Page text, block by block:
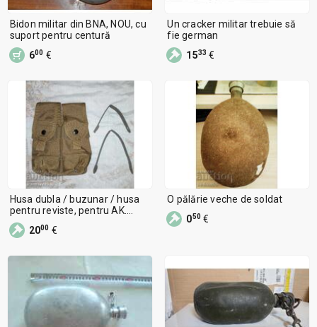
Bidon militar din BNA, NOU, cu
suport pentru centură
600 €
Un cracker militar trebuie să
fie german
1533 €
Husa dubla / buzunar / husa
pentru reviste, pentru AK.
(Blackhawk)
2000 €
O pălărie veche de soldat
050 €